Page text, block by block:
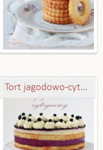
Tort jagodowo-cytrynowy